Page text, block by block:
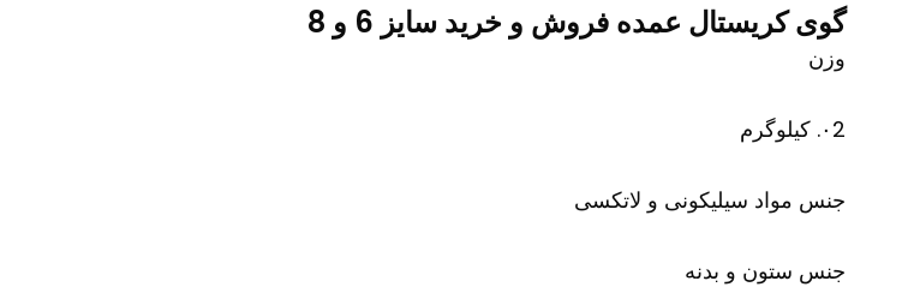
گوی کریستال عمده فروش و خرید سایز 6 و 8
وزن
۰2. کیلوگرم
جنس مواد سیلیکونی و لاتکسی
جنس ستون و بدنه